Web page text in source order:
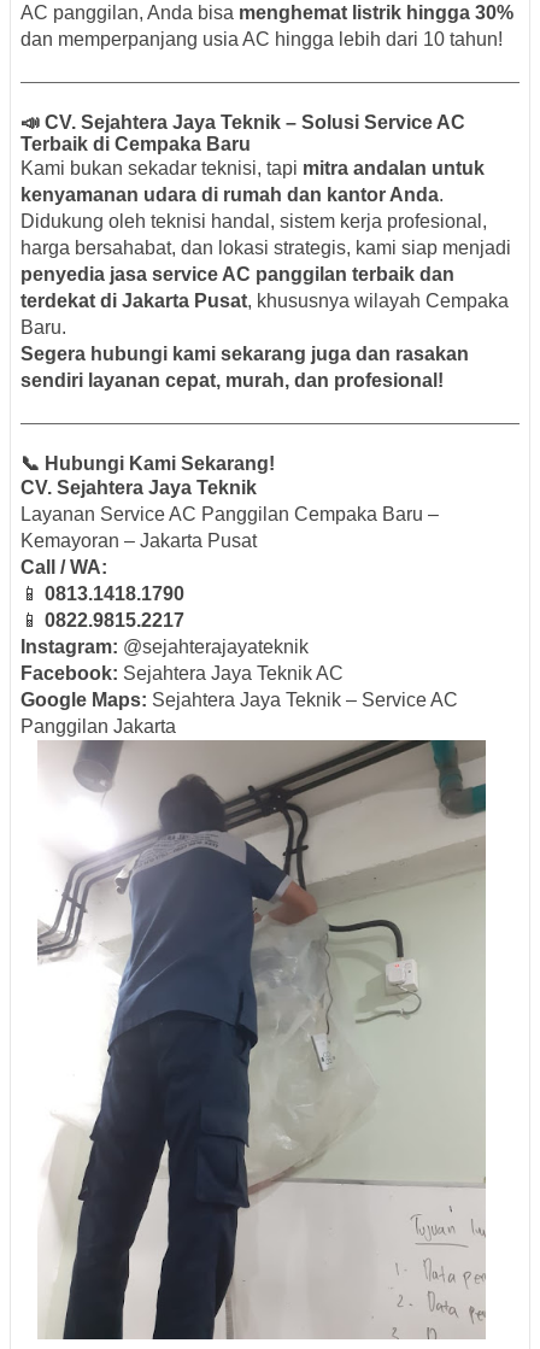
AC panggilan, Anda bisa menghemat listrik hingga 30%
dan memperpanjang usia AC hingga lebih dari 10 tahun!
📣 CV. Sejahtera Jaya Teknik – Solusi Service AC
Terbaik di Cempaka Baru
Kami bukan sekadar teknisi, tapi mitra andalan untuk
kenyamanan udara di rumah dan kantor Anda.
Didukung oleh teknisi handal, sistem kerja profesional,
harga bersahabat, dan lokasi strategis, kami siap menjadi
penyedia jasa service AC panggilan terbaik dan
terdekat di Jakarta Pusat, khususnya wilayah Cempaka
Baru.
Segera hubungi kami sekarang juga dan rasakan
sendiri layanan cepat, murah, dan profesional!
📞 Hubungi Kami Sekarang!
CV. Sejahtera Jaya Teknik
Layanan Service AC Panggilan Cempaka Baru –
Kemayoran – Jakarta Pusat
Call / WA:
📱 0813.1418.1790
📱 0822.9815.2217
Instagram: @sejahterajayateknik
Facebook: Sejahtera Jaya Teknik AC
Google Maps: Sejahtera Jaya Teknik – Service AC
Panggilan Jakarta